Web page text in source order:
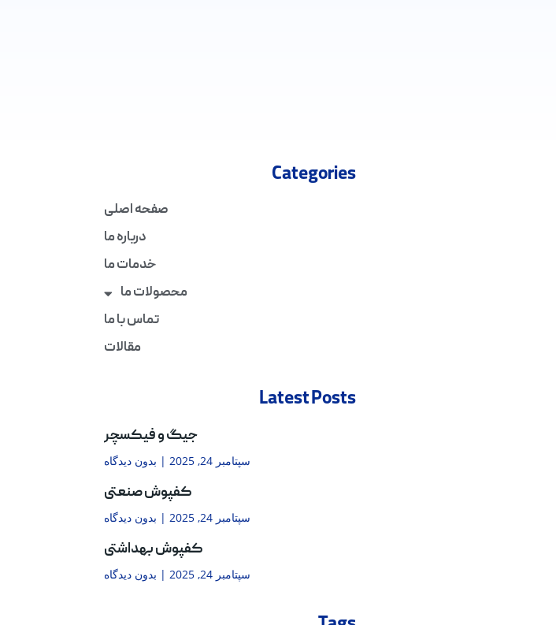
Categories
صفحه اصلی
درباره ما
خدمات ما
محصولات ما
تماس با ما
مقالات
Latest Posts
جیگ و فیکسچر
سپتامبر 24, 2025 بدون دیدگاه
کفپوش صنعتی
سپتامبر 24, 2025 بدون دیدگاه
کفپوش بهداشتی
سپتامبر 24, 2025 بدون دیدگاه